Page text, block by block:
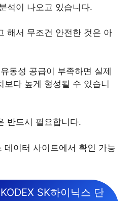
석이 나오고 있습니다.
해서 무조건 안전한 것은 아
동성 공급이 부족하면 실제
보다 높게 형성될 수 있습니
반드시 필요합니다.
데이터 사이트에서 확인 가능
SK하이닉스 단